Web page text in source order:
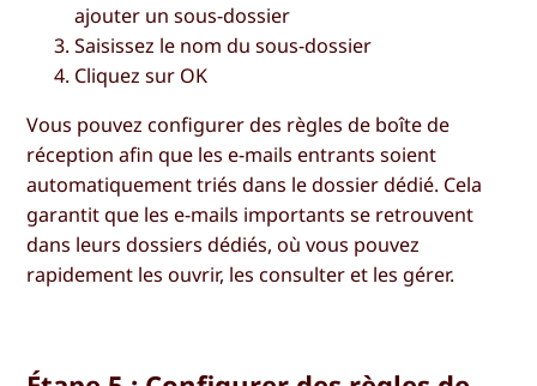
ajouter un sous-dossier
Saisissez le nom du sous-dossier
Cliquez sur OK
Vous pouvez configurer des règles de boîte de
réception afin que les e-mails entrants soient
automatiquement triés dans le dossier dédié. Cela
garantit que les e-mails importants se retrouvent
dans leurs dossiers dédiés, où vous pouvez
rapidement les ouvrir, les consulter et les gérer.